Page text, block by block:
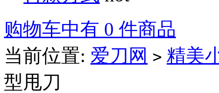
购物车中有 0 件商品
当前位置: 爱刀网 > 精美
型甩刀